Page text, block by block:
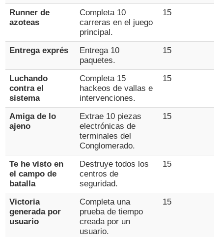
Runner de
azoteas
Completa 10
carreras en el juego
principal.
15
Entrega exprés
Entrega 10
paquetes.
15
Luchando
contra el
sistema
Completa 15
hackeos de vallas e
intervenciones.
15
Amiga de lo
ajeno
Extrae 10 piezas
electrónicas de
terminales del
Conglomerado.
15
Te he visto en
el campo de
batalla
Destruye todos los
centros de
seguridad.
15
Victoria
generada por
usuario
Completa una
prueba de tiempo
creada por un
usuario.
15